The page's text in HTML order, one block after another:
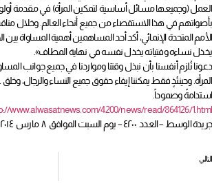
بأصواتهم في هذا الاستقصاء من جميع أنحاء العالم. وخلال
الأمم المتحدة الإنمائي، أكد أحد المساهمين أهمية المساواة
يخذل نساءه وفتياته يخذل نفسه في نهاية المطاف».
دعونا نُلزم أنفسنا بأن نبذل وقتنا ومواردنا في جميع جوانب
المرأة. وحينئذٍ فقط يمكننا إيفاء حقوق جميع النساء والرجال، وخلق
استدامةً وصموداً.
www.alwasatnews.com/4200/news/read/864126/1.html
جريدة الوسط – العدد ٤٢٠٠ – يوم السبت الموافق ٨ مارس ٢٠١٤
التالي